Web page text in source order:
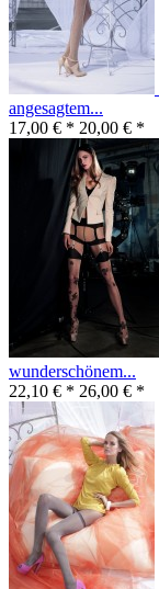
angesagtem...
17,00 € * 20,00 € *
wunderschönem...
22,10 € * 26,00 € *